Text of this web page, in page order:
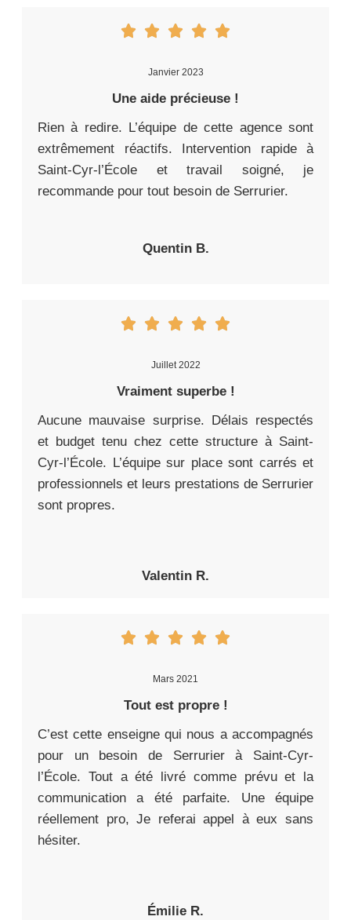
Janvier 2023
Une aide précieuse !
Rien à redire. L’équipe de cette agence sont
extrêmement réactifs. Intervention rapide à
Saint-Cyr-l’École et travail soigné, je
recommande pour tout besoin de Serrurier.
Quentin B.
Juillet 2022
Vraiment superbe !
Aucune mauvaise surprise. Délais respectés
et budget tenu chez cette structure à Saint-
Cyr-l’École. L’équipe sur place sont carrés et
professionnels et leurs prestations de Serrurier
sont propres.
Valentin R.
Mars 2021
Tout est propre !
C’est cette enseigne qui nous a accompagnés
pour un besoin de Serrurier à Saint-Cyr-
l’École. Tout a été livré comme prévu et la
communication a été parfaite. Une équipe
réellement pro, Je referai appel à eux sans
hésiter.
Émilie R.